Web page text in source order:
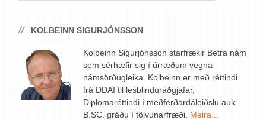
KOLBEINN SIGURJÓNSSON
Kolbeinn Sigurjónsson starfrækir Betra nám
sem sérhæfir sig í úrræðum vegna
námsörðugleika. Kolbeinn er með réttindi
frá DDAI til lesblinduráðgjafar,
Diplomaréttindi í meðferðardáleiðslu auk
B.SC. gráðu í tölvunarfræði. Meira...